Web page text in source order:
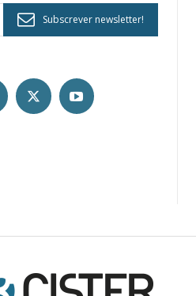
Subscrever newsletter!